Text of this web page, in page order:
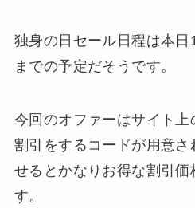
独身の日セール日程は本日
までの予定だそうです。
今回のオファーはサイト
割引をするコードが用意
せるとかなりお得な割引価
す。